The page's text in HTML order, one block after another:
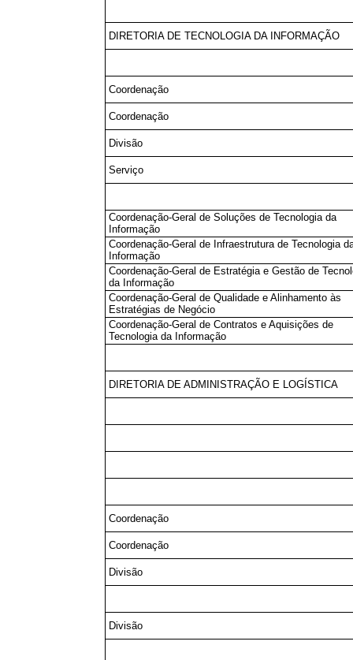
DIRETORIA DE TECNOLOGIA DA INFORMAÇÃO
Coordenação
Coordenação
Divisão
Serviço
Coordenação-Geral de Soluções de Tecnologia da
Informação
Coordenação-Geral de Infraestrutura de Tecnologia
Informação
Coordenação-Geral de Estratégia e Gestão de
da Informação
Coordenação-Geral de Qualidade e Alinhamento às
Estratégias de Negócio
Coordenação-Geral de Contratos e Aquisições de
Tecnologia da Informação
DIRETORIA DE ADMINISTRAÇÃO E LOGÍSTICA
Coordenação
Coordenação
Divisão
Divisão